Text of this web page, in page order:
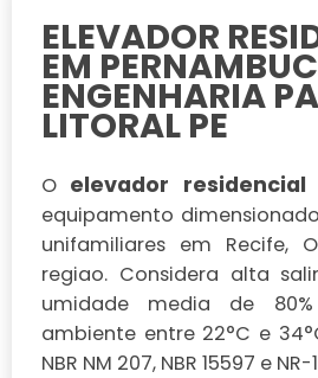
ELEVADOR
EM
ENGENHARIA
LITORAL PE
O elevador residencial
equipamento
unifamiliares em Recife,
regiao. Considera alta
umidade media de
ambiente entre 22°C e
NBR NM 207, NBR 15597 e NR-